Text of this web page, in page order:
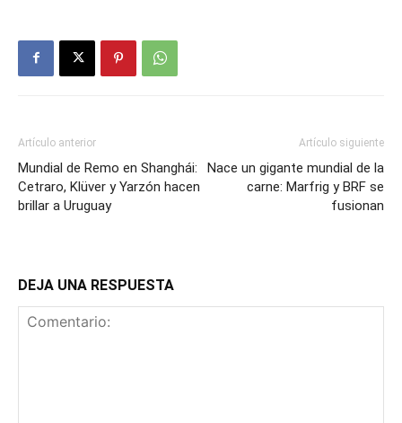
Artículo anterior
Mundial de Remo en Shanghái:
Cetraro, Klüver y Yarzón hacen
brillar a Uruguay
Artículo siguiente
Nace un gigante mundial de la
carne: Marfrig y BRF se
fusionan
DEJA UNA RESPUESTA